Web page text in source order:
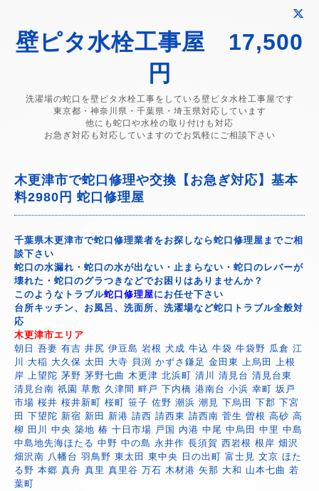
壁ピタ水栓工事屋 17,500
円
洗濯場の蛇口を壁ピタ水栓工事をしている壁ピタ水栓工事屋です
東京都・神奈川県・千葉県・埼玉県対応しています
他にも蛇口や水栓の取り付けも対応
お急ぎ対応も対応していますのでお気軽にご相談下さい
木更津市で蛇口修理や交換【お急ぎ対応】基本
料2980円 蛇口修理屋
千葉県木更津市で蛇口修理業者をお探しなら蛇口修理屋までご相
談下さい
蛇口の水漏れ・蛇口の水が出ない・止まらない・蛇口のレバーが
壊れた・蛇口のグラつきなどでお困りはありませんか？
このようなトラブル蛇口修理屋にお任せ下さい
台所キッチン、お風呂、洗面所、洗濯場など蛇口トラブル全般対
応
木更津市エリア
朝日 吾妻 有吉 井尻 伊豆島 岩根 犬成 牛込 牛袋 牛袋野 瓜倉 江
川 大稲 大久保 太田 大寺 貝渕 かずさ鎌足 金田東 上烏田 上根
岸 上望陀 茅野 茅野七曲 木更津 北浜町 清川 清見台 清見台東
清見台南 祇園 草敷 久津間 畔戸 下内橋 港南台 小浜 幸町 坂戸
市場 桜井 桜井新町 桜町 笹子 佐野 潮浜 潮見 下烏田 下郡 下宮
田 下望陀 新宿 新田 新港 請西 請西東 請西南 菅生 曽根 高砂 高
柳 田川 中央 築地 椿 十日市場 戸国 内港 中尾 中烏田 中里 中島
中島地先海ほたる 中野 中の島 永井作 長須賀 西岩根 根岸 畑沢
畑沢南 八幡台 羽鳥野 東太田 東中央 日の出町 富士見 文京 ほた
る野 本郷 真舟 真里 真里谷 万石 木材港 矢那 大和 山本七曲 若
葉町